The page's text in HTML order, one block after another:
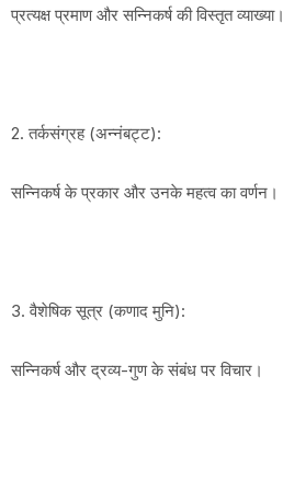
प्रत्यक्ष प्रमाण और सन्निकर्ष की विस्तृत व्याख्या।
2. तर्कसंग्रह (अन्नंबट्ट):
सन्निकर्ष के प्रकार और उनके महत्व का वर्णन।
3. वैशेषिक सूत्र (कणाद मुनि):
सन्निकर्ष और द्रव्य-गुण के संबंध पर विचार।